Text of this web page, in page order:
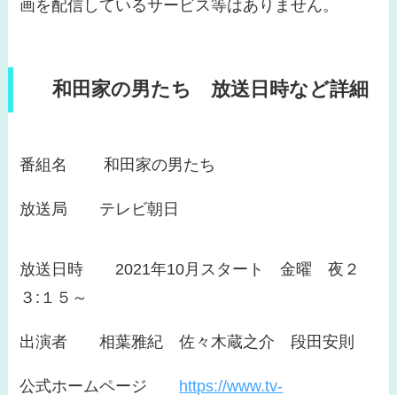
画を配信しているサービス等はありません。
和田家の男たち 放送日時など詳細
番組名 和田家の男たち
放送局 テレビ朝日
放送日時 2021年10月スタート 金曜 夜２
３:１５～
出演者 相葉雅紀 佐々木蔵之介 段田安則
公式ホームページ https://www.tv-